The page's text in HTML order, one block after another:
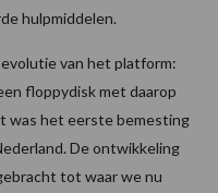
hulpmiddelen.
van het platform:
floppydisk met daarop
was het eerste bemesting
De ontwikkeling
tot waar we nu